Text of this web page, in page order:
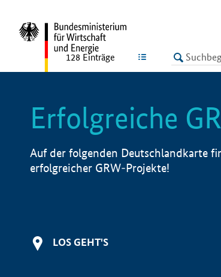
LISTE
128 Einträge
Erfolgreiche
Auf der folgenden Deutschlandkarte
erfolgreicher GRW-Projekte!
LOS GEHT'S